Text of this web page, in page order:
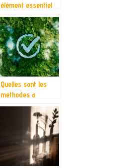
élément essentiel
pour rester en
bonne santé
Quelles sont les
methodes a
adopter pour
protection de
l’environnement ?